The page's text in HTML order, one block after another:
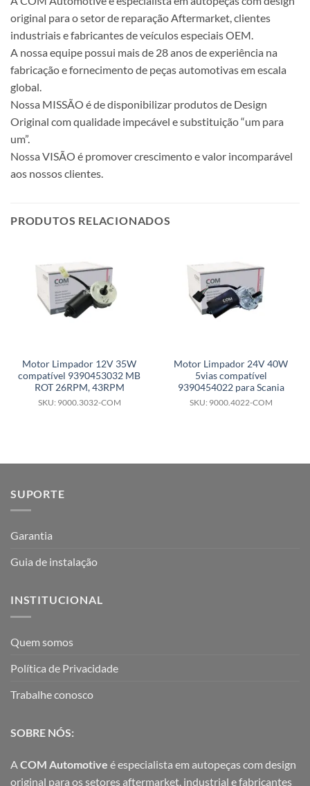
original para o setor de reparação Aftermarket, clientes
industriais e fabricantes de veículos especiais OEM.
A nossa equipe possui mais de 28 anos de experiência na
fabricação e fornecimento de peças automotivas em escala
global.
Nossa MISSÃO é de disponibilizar produtos de Design
Original com qualidade impecável e substituição “um para
um”.
Nossa VISÃO é promover crescimento e valor incomparável
aos nossos clientes.
PRODUTOS RELACIONADOS
Motor Limpador 12V 35W
compatível 9390453032 MB
ROT 26RPM, 43RPM
SKU: 9000.3032-COM
Motor Limpador 24V 40W
5vias compatível
9390454022 para Scania
SKU: 9000.4022-COM
SUPORTE
Garantia
Guia de instalação
INSTITUCIONAL
Quem somos
Política de Privacidade
Trabalhe conosco
SOBRE NÓS:
A COM Automotive é especialista em autopeças com design
original para os setores aftermarket, industrial e fabricantes